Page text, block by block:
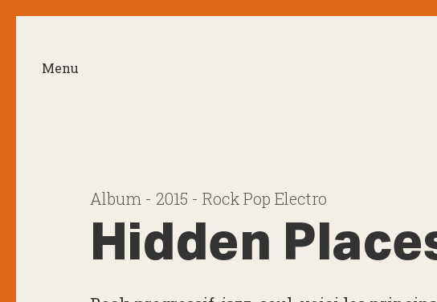
Menu
Album - 2015 - Rock Pop Electro
Hidden